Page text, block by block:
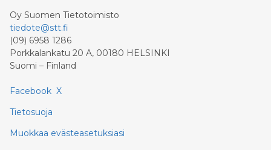
Oy Suomen Tietotoimisto
tiedote@stt.fi
(09) 6958 1286
Porkkalankatu 20 A, 00180 HELSINKI
Suomi – Finland
Facebook X
Tietosuoja
Muokkaa evästeasetuksiasi